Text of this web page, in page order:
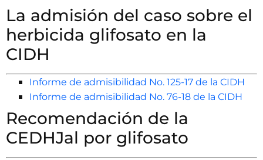
La admisión del caso sobre el
herbicida glifosato en la
CIDH
Informe de admisibilidad No. 125-17 de la CIDH
Informe de admisibilidad No. 76-18 de la CIDH
Recomendación de la
CEDHJal por glifosato